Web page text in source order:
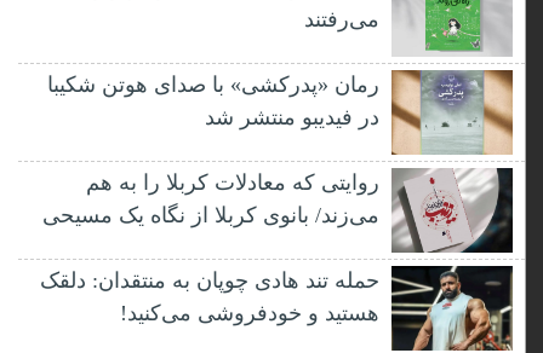
می‌رفتند
رمان «پدرکشی» با صدای هوتن شکیبا
در فیدیبو منتشر شد
روایتی که معادلات کربلا را به هم
می‌زند/ بانوی کربلا از نگاه یک مسیحی
حمله تند هادی چوپان به منتقدان: دلقک
هستید و خودفروشی می‌کنید!